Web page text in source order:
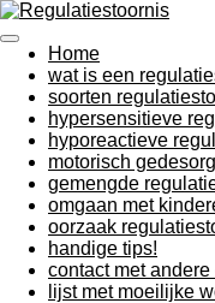
Ga
direct
naar
de
hoofdinhoud
Home
wat is een
soorten
hypersensitieve
hyporeactieve
motorisch
gemengde
omgaan met
oorzaak
handige tips!
contact met
lijst met moeilijke